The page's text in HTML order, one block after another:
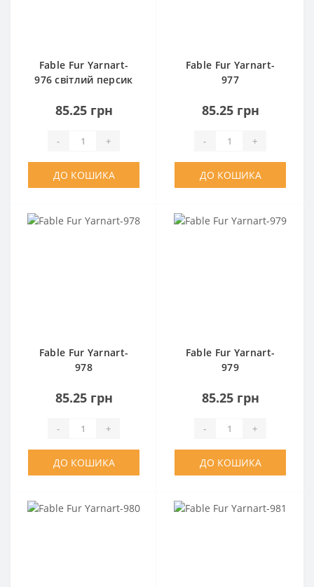
Fable Fur Yarnart-
976 світлий персик
85.25 грн
- +
ДО КОШИКА
Fable Fur Yarnart-
977
85.25 грн
- +
ДО КОШИКА
Fable Fur Yarnart-
978
85.25 грн
- +
ДО КОШИКА
Fable Fur Yarnart-
979
85.25 грн
- +
ДО КОШИКА